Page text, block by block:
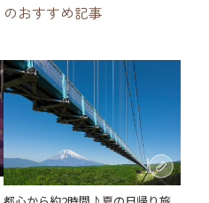
のおすすめ記事